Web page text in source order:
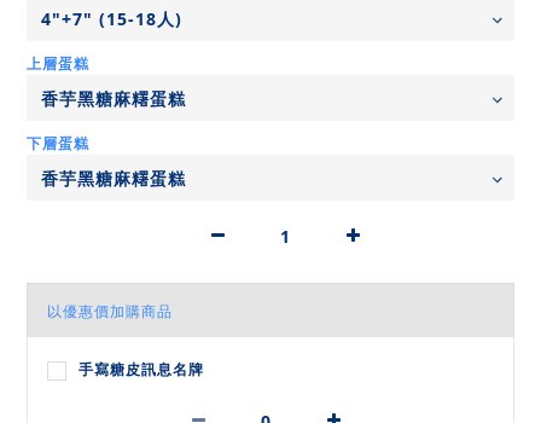
上層蛋糕
下層蛋糕
以優惠價加購商品
手寫糖皮訊息名牌